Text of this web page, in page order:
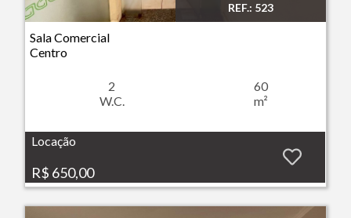
Imóvel: Sala Comercial - Centro - Ribeirão Preto REF.: 523
Sala Comercial
Centro
2
W.C.
60
m²
Locação
R$ 650,00